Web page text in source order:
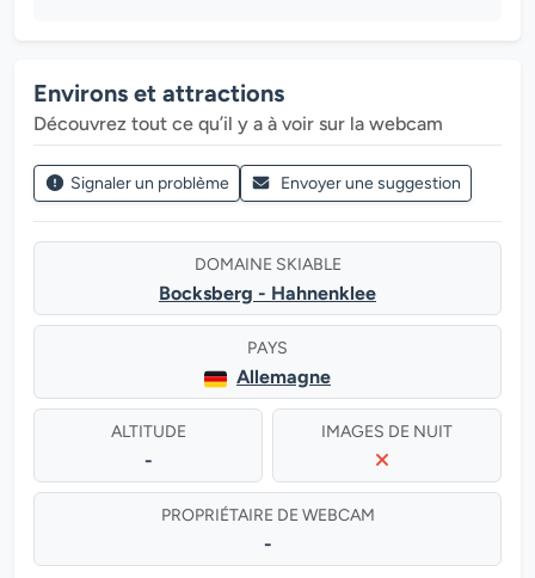
Environs et attractions
Découvrez tout ce qu’il y a à voir sur la webcam
Signaler un problème Envoyer une suggestion
DOMAINE SKIABLE
Bocksberg - Hahnenklee
PAYS
Allemagne
ALTITUDE
-
IMAGES DE NUIT
PROPRIÉTAIRE DE WEBCAM
-